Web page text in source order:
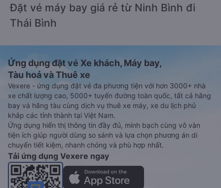
Đặt vé máy bay giá rẻ từ Ninh Bình đi
Thái Bình
Ứng dụng đặt vé Xe khách, Máy bay,
Tàu hoả và Thuê xe
Vexere - ứng dụng đặt vé đa phương tiện với hơn 3000+ nhà
xe chất lượng cao, 5000+ tuyến đường toàn quốc, tất cả hãng
bay và hãng tàu cùng dịch vụ thuê xe máy, xe du lịch phủ
khắp các tỉnh thành tại Việt Nam.
Ứng dụng hiển thị thông tin đầy đủ, minh bạch cùng vô vàn
tiện ích giúp người dùng so sánh và lựa chọn phương án di
chuyển tiết kiệm, nhanh chóng và phù hợp nhất.
Tải ứng dụng Vexere ngay